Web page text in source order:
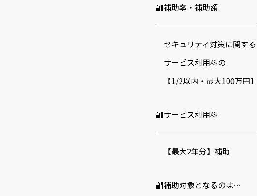
🔐補助率・補助額
─────────────
セキュリティ対策に関する
サービス利用料の
【1/2以内・最大100万円】
🔐サービス利用料
─────────────
【最大2年分】補助
🔐補助対象となるのは…